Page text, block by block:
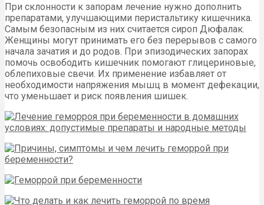
При склонности к запорам лечение нужно дополнить
препаратами, улучшающими перистальтику кишечника.
Самым безопасным из них считается сироп Дюфалак.
Женщины могут принимать его без перерывов с самого
начала зачатия и до родов. При эпизодических запорах
помочь освободить кишечник помогают глицериновые,
облепиховые свечи. Их применение избавляет от
необходимости напряжения мышц в момент дефекации,
что уменьшает и риск появления шишек.